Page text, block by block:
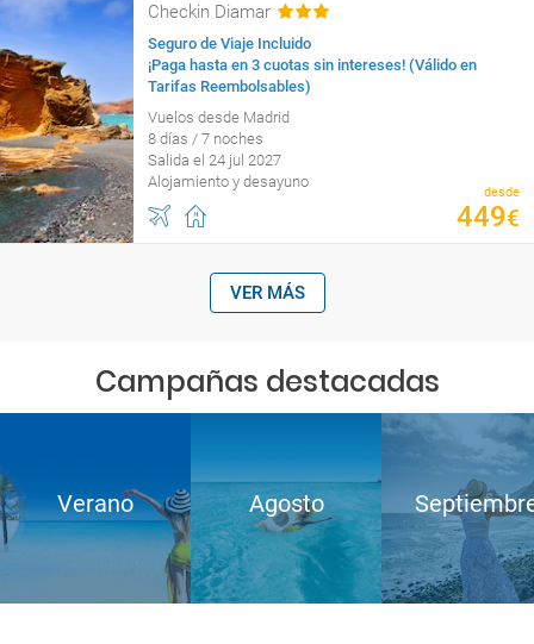
Checkin Diamar
Seguro de Viaje Incluido
¡Paga hasta en 3 cuotas sin intereses! (Válido en
Tarifas Reembolsables)
Vuelos desde Madrid
8 días / 7 noches
Salida el 24 jul 2027
Alojamiento y desayuno
desde
449€
VER MÁS
Campañas destacadas
Verano Agosto